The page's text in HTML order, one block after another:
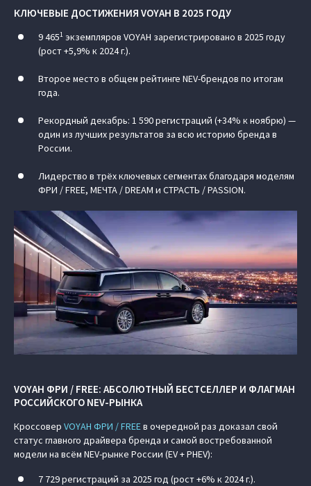
КЛЮЧЕВЫЕ ДОСТИЖЕНИЯ VOYAH В 2025 ГОДУ
9 4651 экземпляров VOYAH зарегистрировано в 2025 году
(рост +5,9% к 2024 г.).
Второе место в общем рейтинге NEV-брендов по итогам
года.
Рекордный декабрь: 1 590 регистраций (+34% к ноябрю) —
один из лучших результатов за всю историю бренда в
России.
Лидерство в трёх ключевых сегментах благодаря моделям
ФРИ / FREE, МЕЧТА / DREAM и СТРАСТЬ / PASSION.
VOYAH ФРИ / FREE: АБСОЛЮТНЫЙ БЕСТСЕЛЛЕР И ФЛАГМАН
РОССИЙСКОГО NEV-РЫНКА
Кроссовер VOYAH ФРИ / FREEв очередной раз доказал свой
статус главного драйвера бренда и самой востребованной
модели на всём NEV-рынке России (EV + PHEV):
7 729 регистраций за 2025 год (рост +6% к 2024 г.).